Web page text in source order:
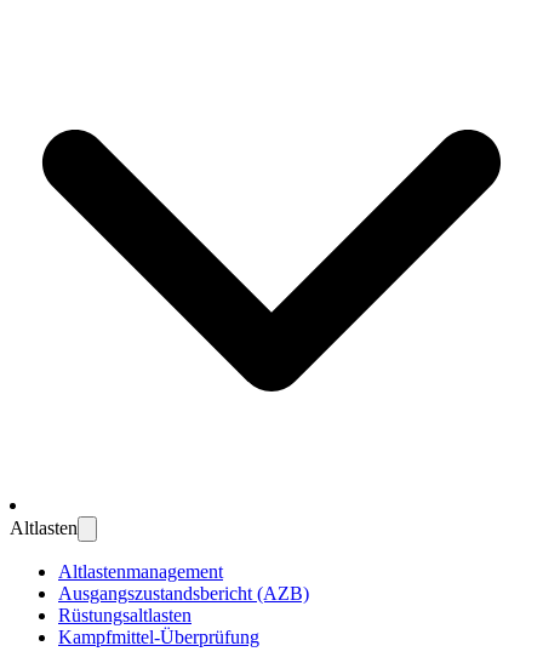
Altlasten
Altlasten­manage­ment
Ausgangs­zustands­bericht (AZB)
Rüstungs­altlasten
Kampf­mittel-Über­prüfung